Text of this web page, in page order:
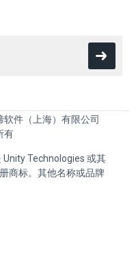
软件（上海）有限公司
有
Technologies 或其
商标。其他名称或品牌